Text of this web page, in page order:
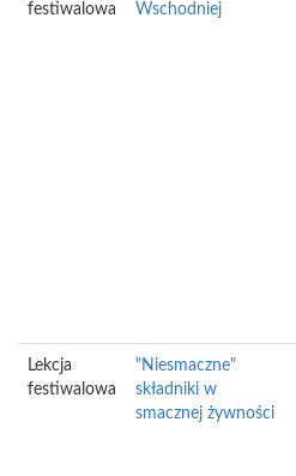
festiwalowa
Wschodniej
Lekcja
festiwalowa
"Niesmaczne"
składniki w
smacznej żywności